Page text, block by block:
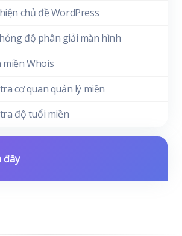
chủ đề WordPress
độ phân giải màn hình
Whois
cơ quan quản lý miền
độ tuổi miền
đây